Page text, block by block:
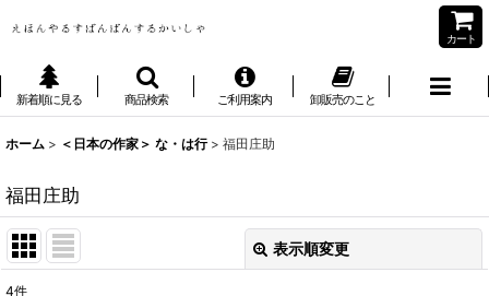
カート
新着順に見る 商品検索 ご利用案内 卸販売のこと
ホーム > ＜日本の作家＞ な・は行 > 福田庄助
福田庄助
表示順変更
4件